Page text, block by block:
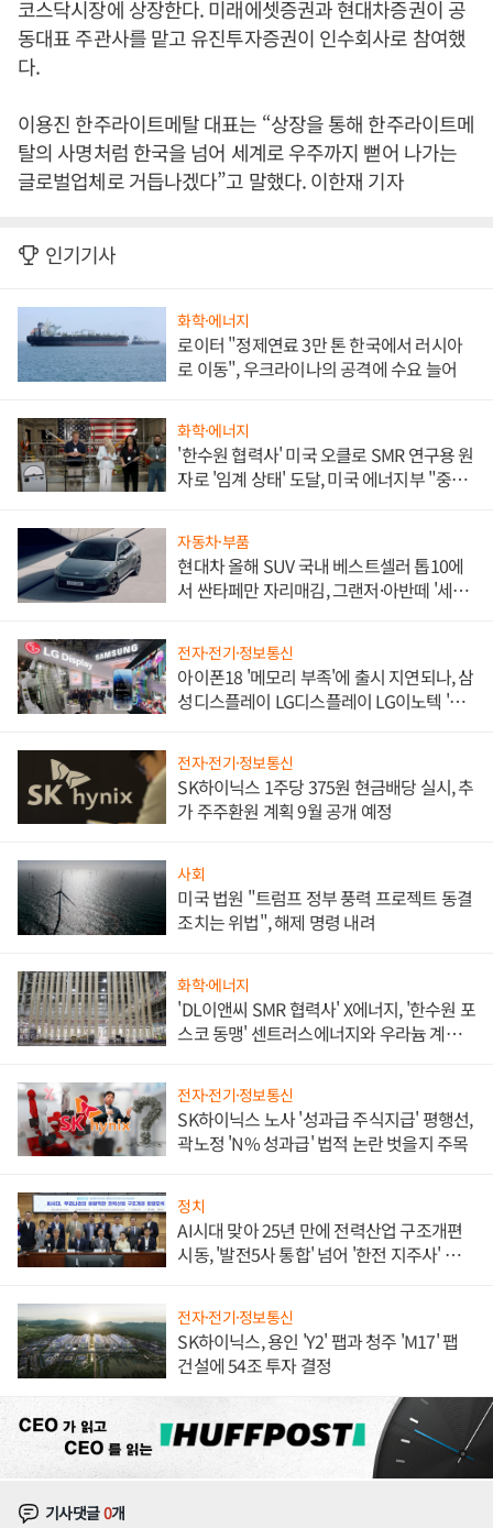
코스닥시장에 상장한다. 미래에셋증권과 현대차증권이 공
동대표 주관사를 맡고 유진투자증권이 인수회사로 참여했
다.
이용진 한주라이트메탈 대표는 “상장을 통해 한주라이트메
탈의 사명처럼 한국을 넘어 세계로 우주까지 뻗어 나가는
글로벌업체로 거듭나겠다”고 말했다. 이한재 기자
인기기사
화학·에너지
로이터 "정제연료 3만 톤 한국에서 러시아
로 이동", 우크라이나의 공격에 수요 늘어
화학·에너지
'한수원 협력사' 미국 오클로 SMR 연구용 원
자로 '임계 상태' 도달, 미국 에너지부 "중요
자동차·부품
현대차 올해 SUV 국내 베스트셀러 톱10에
서 싼타페만 자리매김, 그랜저·아반떼 '세단
전자·전기·정보통신
아이폰18 '메모리 부족'에 출시 지연되나, 삼
성디스플레이 LG디스플레이 LG이노텍 '탈
전자·전기·정보통신
SK하이닉스 1주당 375원 현금배당 실시, 추
가 주주환원 계획 9월 공개 예정
사회
미국 법원 "트럼프 정부 풍력 프로젝트 동결
조치는 위법", 해제 명령 내려
화학·에너지
'DL이앤씨 SMR 협력사' X에너지, '한수원 포
스코 동맹' 센트러스에너지와 우라늄 계약
전자·전기·정보통신
SK하이닉스 노사 '성과급 주식지급' 평행선,
곽노정 'N% 성과급' 법적 논란 벗을지 주목
정치
AI시대 맞아 25년 만에 전력산업 구조개편
시동, '발전5사 통합' 넘어 '한전 지주사' 재편
전자·전기·정보통신
SK하이닉스, 용인 'Y2' 팹과 청주 'M17' 팹
건설에 54조 투자 결정
기사댓글0개